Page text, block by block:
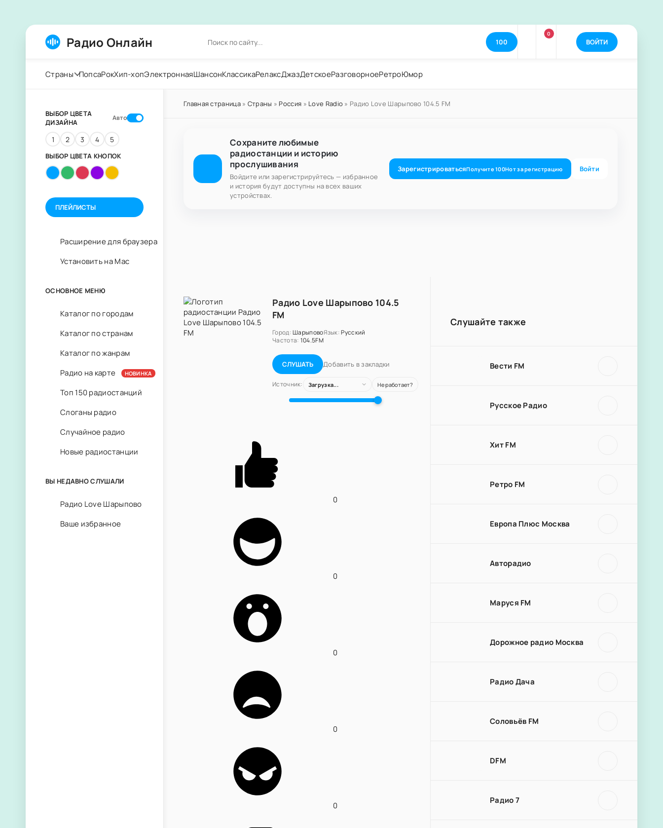
Радио Онлайн 100
0
ВОЙТИ
Страны ПопсаРокХип-хопЭлектроннаяШансонКлассикаРелаксДжазДетскоеРазговорноеРетроЮмор
Главная страница» Страны » Россия » Love Radio » Радио Love Шарыпово 104.5 FM
Сохраните любимые
радиостанции и историю
прослушивания
Войдите или зарегистрируйтесь — избранное
и история будут доступны на всех ваших
устройствах.
ЗарегистрироватьсяПолучите100Нотза регистрацию Войти
Радио Love Шарыпово 104.5
FM
Город:ШарыповоЯзык:Русский
Частота: 104.5FM
СЛУШАТЬ Добавить в закладки
Источник: Загрузка... Не работает?
0
0
0
0
0
Слушайте также
Вести FM
Русское Радио
Хит FM
Ретро FM
Европа Плюс Москва
Авторадио
Маруся FM
Дорожное радио Москва
Радио Дача
Соловьёв FM
DFM
Радио 7
ВЫБОР ЦВЕТА
ДИЗАЙНА
Авто
1 2 3 4 5
ВЫБОР ЦВЕТА КНОПОК
ПЛЕЙЛИСТЫ
Расширение для браузера
Установить на Mac
ОСНОВНОЕ МЕНЮ
Каталог по городам
Каталог по странам
Каталог по жанрам
Радио на карте
НОВИНКА
Топ 150 радиостанций
Слоганы радио
Случайное радио
Новые радиостанции
ВЫ НЕДАВНО СЛУШАЛИ
Радио Love Шарыпово
Ваше избранное